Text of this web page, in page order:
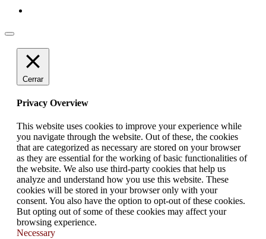
Cerrar
Privacy Overview
This website uses cookies to improve your experience while
you navigate through the website. Out of these, the cookies
that are categorized as necessary are stored on your browser
as they are essential for the working of basic functionalities of
the website. We also use third-party cookies that help us
analyze and understand how you use this website. These
cookies will be stored in your browser only with your
consent. You also have the option to opt-out of these cookies.
But opting out of some of these cookies may affect your
browsing experience.
Necessary